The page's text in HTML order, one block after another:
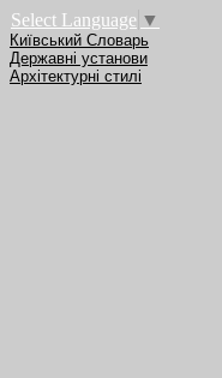
Select Language ▼
Київський Словарь
Державні установи
Архітектурні стилі